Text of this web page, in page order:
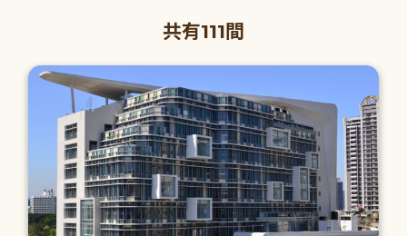
共有111間